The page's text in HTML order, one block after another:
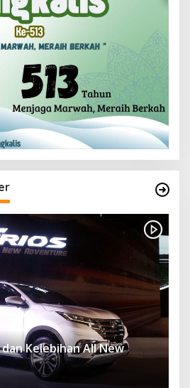
Kelebihan All New